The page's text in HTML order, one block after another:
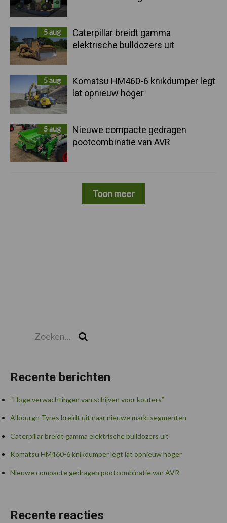
5 aug
Caterpillar breidt gamma
elektrische bulldozers uit
5 aug
Komatsu HM460-6 knikdumper legt
lat opnieuw hoger
5 aug
Nieuwe compacte gedragen
pootcombinatie van AVR
Toon meer
Recente berichten
“Hoge verwachtingen van schijven voor kouters”
Albourgh Tyres breidt uit naar nieuwe marktsegmenten
Caterpillar breidt gamma elektrische bulldozers uit
Komatsu HM460-6 knikdumper legt lat opnieuw hoger
Nieuwe compacte gedragen pootcombinatie van AVR
Recente reacties